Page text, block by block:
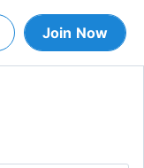
Join Now